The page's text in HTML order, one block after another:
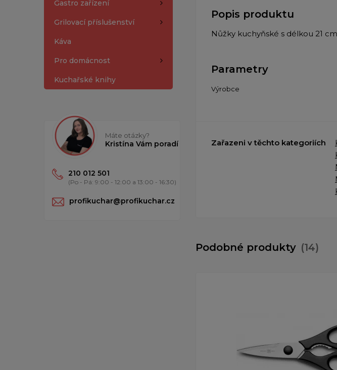
Gastro zařízení
Grilovací příslušenství
Káva
Pro domácnost
Kuchařské knihy
Máte otázky?
Kristína Vám poradí
210 012 501
(Po - Pá: 9:00 - 12:00 a 13:00 - 16:30)
profikuchar@profikuchar.cz
Popis produktu
Nůžky kuchyňské s délkou 21
Parametry
Výrobce
Zařazeni v těchto kategoriích
Podobné produkty (14)